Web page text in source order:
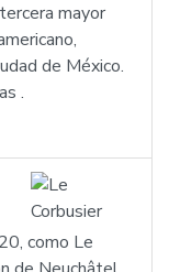
mayor
de México.
.
como Le